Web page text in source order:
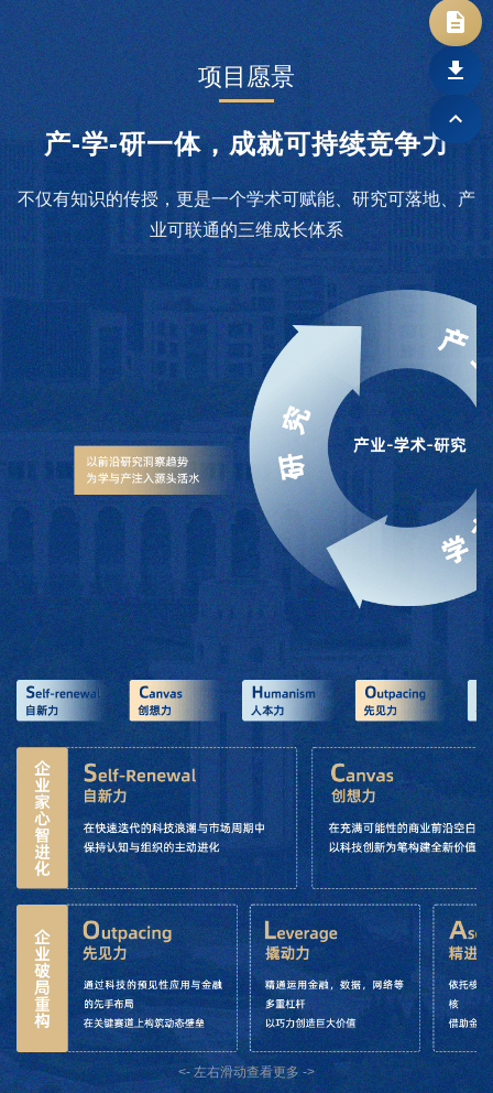
项目愿景
产-学-研一体，成就可持续竞争力
不仅有知识的传授，更是一个学术可赋能、研究可落地、产
业可联通的三维成长体系